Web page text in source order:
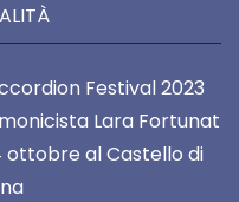
Festival 2023
Lara Fortunat
ottobre al Castello di